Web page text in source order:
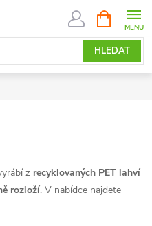
HLEDAT
NÁKUPNÍ
KOŠÍK
z recyklovaných PET lahví
rozloží. V nabídce najdete